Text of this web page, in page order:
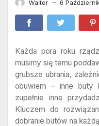
Walter — 6
Każda pora roku
musimy się temu
grubsze ubrania,
obuwiem – inne buty
zupełnie inne
Kluczem do
dobranie butów na